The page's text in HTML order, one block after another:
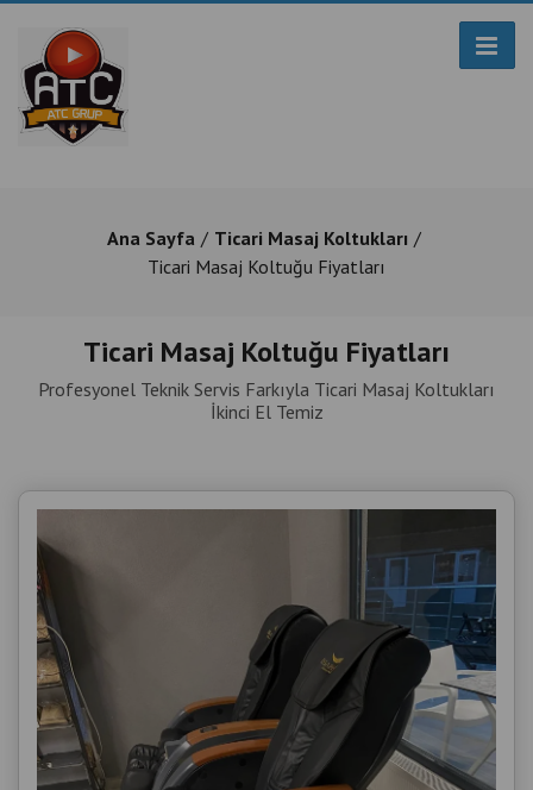
Ana Sayfa
Ticari Masaj Koltukları
Ticari Masaj Koltuğu Fiyatları
Ticari Masaj Koltuğu Fiyatları
Profesyonel Teknik Servis Farkıyla Ticari Masaj Koltukları
İkinci El Temiz